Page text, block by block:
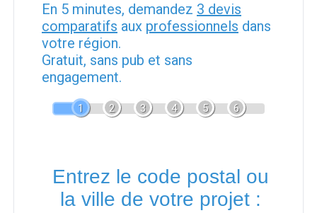
En 5 minutes, demandez 3 devis
comparatifs aux professionnels dans
votre région.
Gratuit, sans pub et sans
engagement.
1 2 3 4 5 6
Entrez le code postal ou
la ville de votre projet :